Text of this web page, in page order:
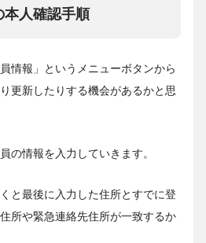
本人確認手順
情報」というメニューボタンから
更新したりする機会があるかと思
の情報を入力していきます。
と最後に入力した住所とすでに登
所や緊急連絡先住所が一致するか